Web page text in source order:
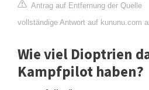
Antrag auf Entfernung der Quelle
vollständige Antwort auf kununu.com
Wie viel Dioptrien
Kampfpilot haben?